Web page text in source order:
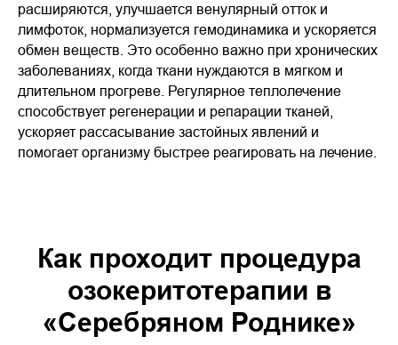
расширяются, улучшается венулярный отток и
лимфоток, нормализуется гемодинамика и ускоряется
обмен веществ. Это особенно важно при хронических
заболеваниях, когда ткани нуждаются в мягком и
длительном прогреве. Регулярное теплолечение
способствует регенерации и репарации тканей,
ускоряет рассасывание застойных явлений и
помогает организму быстрее реагировать на лечение.
Как проходит процедура
озокеритотерапии в
«Серебряном Роднике»